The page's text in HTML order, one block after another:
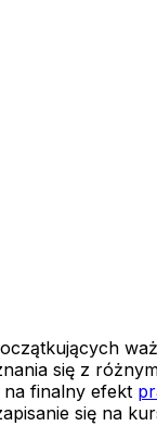
się z
na finalny efekt
się na